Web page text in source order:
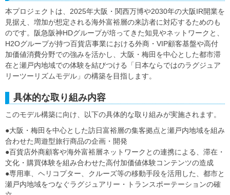
本プロジェクトは、2025年大阪・関西万博や2030年の大阪IR開業を
見据え、増加が想定される海外富裕層の来訪者に対応するためのも
のです。阪急阪神HDグループが培ってきた知見やネットワークと、
H2Oグループが持つ百貨店事業における外商・VIP顧客基盤や高付
加価値消費分野での強みを活かし、大阪・梅田を中心とした都市滞
在と瀬戸内地域での体験を結びつける「日本ならではのラグジュア
リーツーリズムモデル」の構築を目指します。
具体的な取り組み内容
このモデル構築に向け、以下の具体的な取り組みが実施されます。
●大阪・梅田を中心とした訪日富裕層の集客拠点と瀬戸内地域を組み
合わせた周遊型旅行商品の企画・開発
●百貨店外商顧客や海外富裕層ネットワークとの連携による、滞在・
文化・購買体験を組み合わせた高付加価値体験コンテンツの造成
●専用車、ヘリコプター、クルーズ等の移動手段を活用した、都市と
瀬戸内地域をつなぐラグジュアリー・トランスポーテーションの確